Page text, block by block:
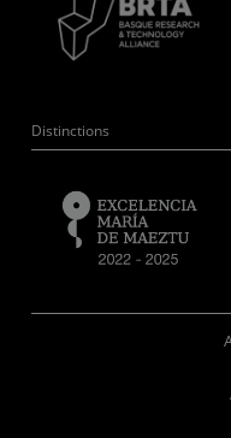
Distinctions